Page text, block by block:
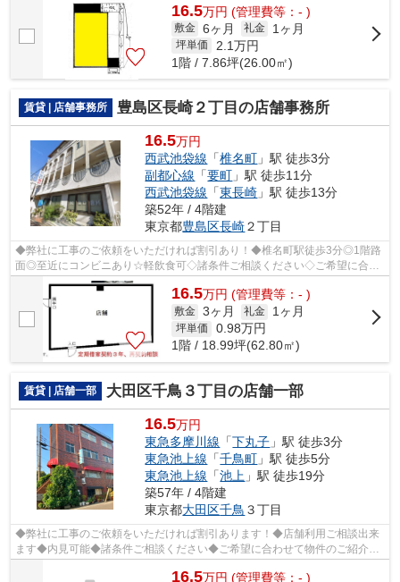
16.5万円 (管理費等：- )
敷金 6ヶ月 礼金 1ヶ月
坪単価 2.1万円
1階 / 7.86坪(26.00㎡)
賃貸 | 店舗事務所 豊島区長崎２丁目の店舗事務所
16.5万円
西武池袋線 「椎名町 」駅 徒歩3分
副都心線 「要町 」駅 徒歩11分
西武池袋線 「東長崎 」駅 徒歩13分
築52年 / 4階建
東京都豊島区長崎２丁目
◆弊社に工事のご依頼をいただければ割引あり！◆椎名町駅徒歩3分◎1階路
面◎至近にコンビニあり☆軽飲食可◇諸条件ご相談ください◇ご希望に合わ
せて物件のご提案が可能です◇お気軽にお問い...
16.5万円 (管理費等：- )
敷金 3ヶ月 礼金 1ヶ月
坪単価 0.98万円
1階 / 18.99坪(62.80㎡)
賃貸 | 店舗一部 大田区千鳥３丁目の店舗一部
16.5万円
東急多摩川線 「下丸子 」駅 徒歩3分
東急池上線 「千鳥町 」駅 徒歩5分
東急池上線 「池上 」駅 徒歩19分
築57年 / 4階建
東京都大田区千鳥 ３丁目
◆弊社に工事のご依頼をいただければ割引あります！◆店舗利用ご相談出来
ます◆内見可能◆諸条件ご相談ください◆ご希望に合わせて物件のご紹介可
16.5万円 (管理費等：- )